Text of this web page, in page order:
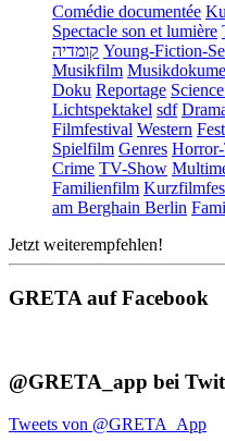
Comédie documentée
Spectacle son et lumière
קומדיה Young-Fiction-
Musikfilm
Doku Reportage
Lichtspektakel sdf
Filmfestival Western
Spielfilm Genres
Crime TV-Show
Familienfilm
am Berghain Berlin
Jetzt weiterempfehlen!
GRETA auf Facebook
@GRETA_app bei
Tweets von @GRETA_App